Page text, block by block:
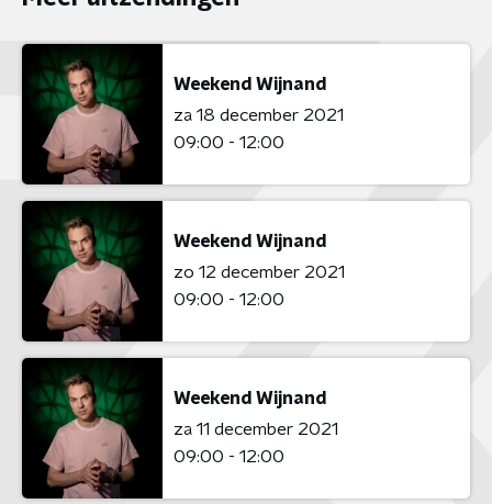
Weekend Wijnand
za 18 december 2021
09:00 - 12:00
Weekend Wijnand
zo 12 december 2021
09:00 - 12:00
Weekend Wijnand
za 11 december 2021
09:00 - 12:00